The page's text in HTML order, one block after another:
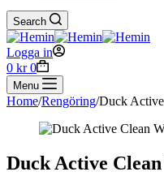
Search
Logga in
Shopping
cart
0 kr 0
Menu
Home/Rengöring/Duck
Duck Active